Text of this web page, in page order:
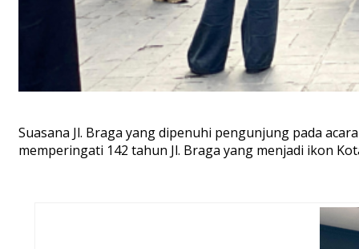
Suasana Jl. Braga yang dipenuhi pengunjung pada
memperingati 142 tahun Jl. Braga yang menjadi ikon